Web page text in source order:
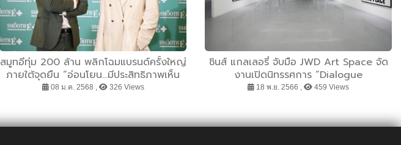
สมูทอีทุ่ม 200 ล้าน พลิกโฉมแบรนด์ครั้งใหญ่
ภายใต้จุดยืน “อ่อนโยน…มีประสิทธิภาพเห็น
ผล” ตอกย้ำการเป็นผู้นำเวชสำอางจาก
08 ม.ค. 2568 , 326 Views
ชินส์ แกลเลอรี่ จับมือ JWD Art Space จัด
งานเปิดนิทรรศการ “Dialogue
Perspectives”จัดแสดงผลงานของ 5 ศิลปิน
2566 ณ JWD Art Space ชั้น 3
18 พ.ย. 2566 , 459 Views